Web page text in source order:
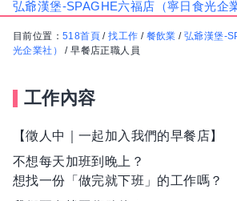
目前位置： 518首頁 /找工作 / 餐飲業 /弘爺漢堡-
光企業社）
/早餐店正職人員
工作內容
【徵人中｜一起加入我們的早餐店】
不想每天加班到晚上？
想找一份「做完就下班」的工作嗎？